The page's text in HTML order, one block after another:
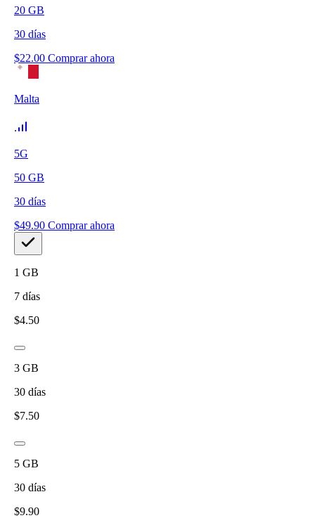
20 GB
30 días
$22.00 Comprar ahora
Malta
5G
50 GB
30 días
$49.90 Comprar ahora
1 GB
7 días
$4.50
3 GB
30 días
$7.50
5 GB
30 días
$9.90